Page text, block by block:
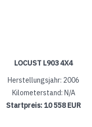
LOCUST L903 4X4
Herstellungsjahr: 2006
Kilometerstand: N/A
Startpreis:10 558 EUR